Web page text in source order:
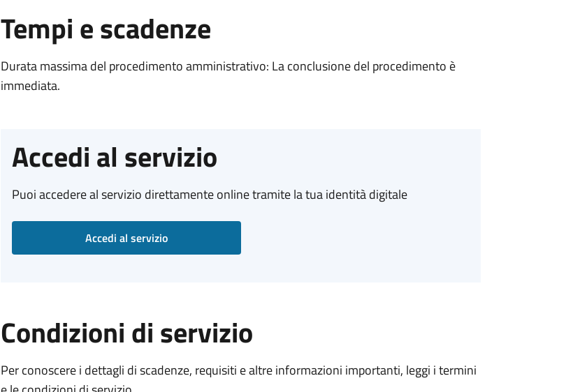
Tempi e scadenze
Durata massima del procedimento amministrativo: La conclusione del procedimento è
immediata.
Accedi al servizio
Puoi accedere al servizio direttamente online tramite la tua identità digitale
Accedi al servizio
Condizioni di servizio
Per conoscere i dettagli di scadenze, requisiti e altre informazioni importanti, leggi i termini